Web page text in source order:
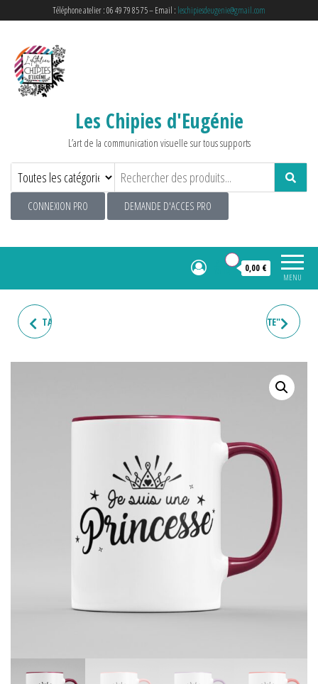
Téléphone atelier : 06 49 79 85 75 – Email : leschipiesdeugenie@gmail.com
Les Chipies d'Eugénie
L’art de la communication visuelle sur tous supports
CONNEXION PRO DEMANDE D'ACCES PRO
MENU
0,00 €
TASSE "STAGIAIRE PARFAIT" TASSE "STAGIAIRE PARFAITE"